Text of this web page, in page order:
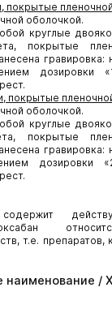
покрытые
оболочкой.
круглые
покрытые
дозировки
покрытые
оболочкой.
круглые
покрытые
дозировки
т.е.
наименование /